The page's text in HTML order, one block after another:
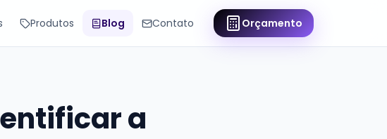
Produtos Blog Contato Orçamento
a